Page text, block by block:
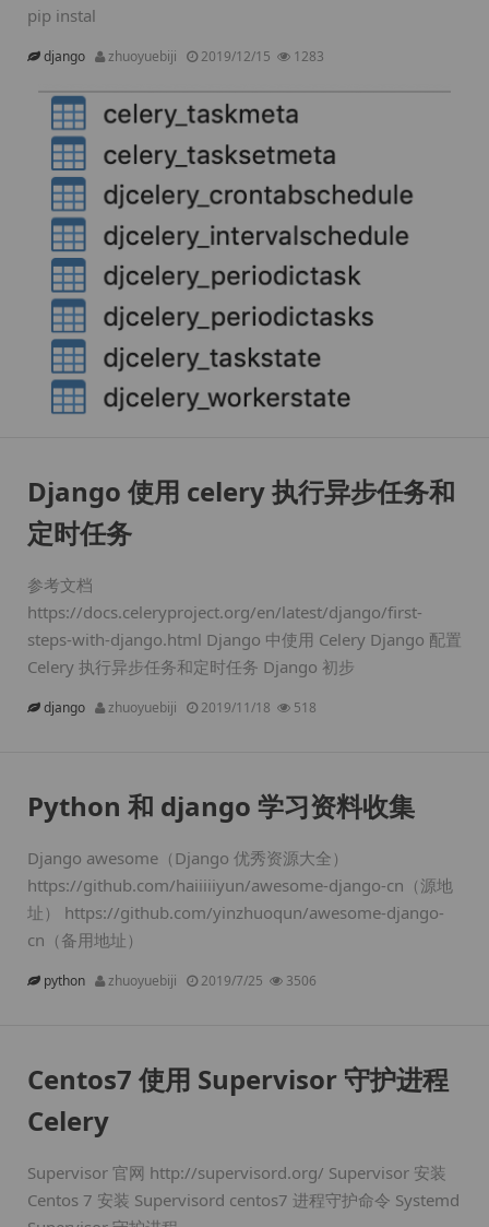
pip instal
django zhuoyuebiji 2019/12/15 1283
Django 使用 celery 执行异步任务和
定时任务
参考文档
https://docs.celeryproject.org/en/latest/django/first-
steps-with-django.html Django 中使用 Celery Django 配置
Celery 执行异步任务和定时任务 Django 初步
django zhuoyuebiji 2019/11/18 518
Python 和 django 学习资料收集
Django awesome（Django 优秀资源大全）
https://github.com/haiiiiiyun/awesome-django-cn（源地
址） https://github.com/yinzhuoqun/awesome-django-
cn（备用地址）
python zhuoyuebiji 2019/7/25 3506
Centos7 使用 Supervisor 守护进程
Celery
Supervisor 官网 http://supervisord.org/ Supervisor 安装
Centos 7 安装 Supervisord centos7 进程守护命令 Systemd